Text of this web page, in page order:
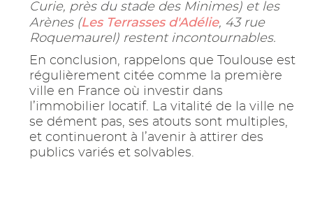
Curie, près du stade des Minimes) et les
Arènes (Les Terrasses d'Adélie, 43 rue
Roquemaurel) restent incontournables.
En conclusion, rappelons que Toulouse est
régulièrement citée comme la première
ville en France où investir dans
l’immobilier locatif. La vitalité de la ville ne
se dément pas, ses atouts sont multiples,
et continueront à l’avenir à attirer des
publics variés et solvables.